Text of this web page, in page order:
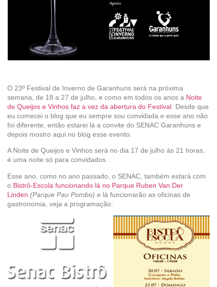
O 23º Festival de Inverno de Garanhuns será na próxima
semana, de 18 a 27 de julho, e como em todos os anos a Noite
de Queijos e Vinhos faz a vez da abertura do Festival . Desde que
eu comecei o blog que eu sempre sou convidada e esse ano não
foi diferente, então estarei lá a convite do SENAC Garanhuns e
depois mostro aqui no blog esse evento.
A Noite de Queijos e Vinhos será no dia 17 de julho às 21 horas,
é uma noite só para convidados.
Esse ano, como no ano passado, o SENAC, também estará com
o Bistrô-Escola funcionando lá no Parque Ruben Van Der
Linden (Parque Pau Pombo) e lá funcionarão as oficinas de
gastronomia, veja a programação: